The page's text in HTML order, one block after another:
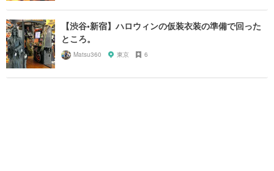
【渋谷•新宿】ハロウィンの仮装衣装の準備で回った
ところ。
Matsu360 東京 6